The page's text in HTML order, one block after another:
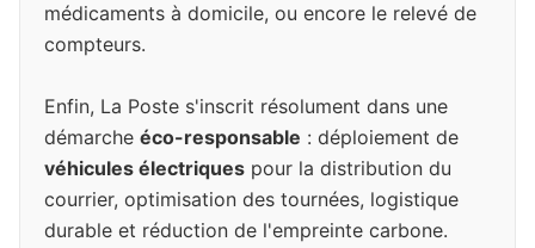
médicaments à domicile, ou encore le relevé de
compteurs.
Enfin, La Poste s'inscrit résolument dans une
démarche éco-responsable : déploiement de
véhicules électriques pour la distribution du
courrier, optimisation des tournées, logistique
durable et réduction de l'empreinte carbone.